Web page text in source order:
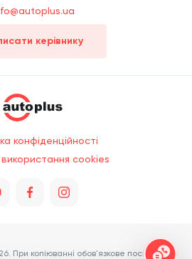
керівнику
конфіденційності
використання cookies
При копіюванні обов'язкове посилання